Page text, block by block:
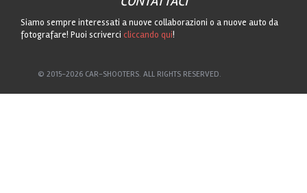
Siamo sempre interessati a nuove collaborazioni o a nuove auto da
fotografare! Puoi scriverci cliccando qui!
© 2015-2026 CAR-SHOOTERS. ALL RIGHTS RESERVED.